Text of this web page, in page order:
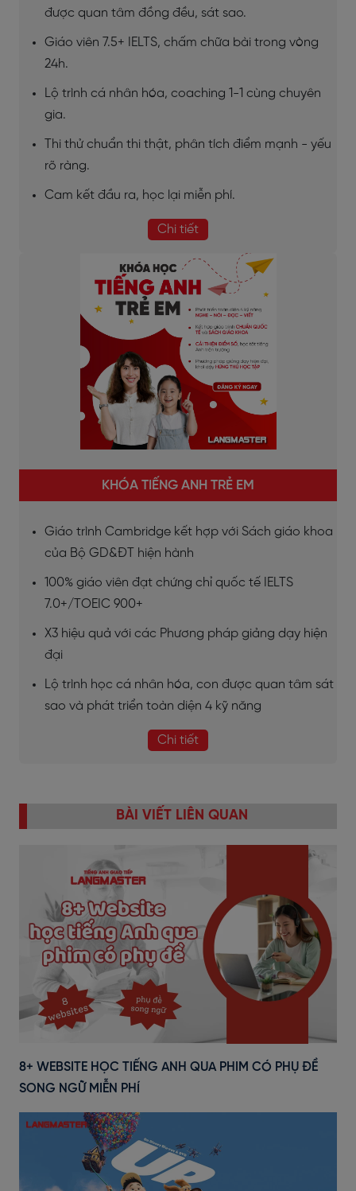
được quan tâm đồng đều, sát sao.
Giáo viên 7.5+ IELTS, chấm chữa bài trong vòng
24h.
Lộ trình cá nhân hóa, coaching 1-1 cùng chuyên
gia.
Thi thử chuẩn thi thật, phân tích điểm mạnh - yếu
rõ ràng.
Cam kết đầu ra, học lại miễn phí.
Chi tiết
KHÓA TIẾNG ANH TRẺ EM
Giáo trình Cambridge kết hợp với Sách giáo khoa
của Bộ GD&ĐT hiện hành
100% giáo viên đạt chứng chỉ quốc tế IELTS
7.0+/TOEIC 900+
X3 hiệu quả với các Phương pháp giảng dạy hiện
đại
Lộ trình học cá nhân hóa, con được quan tâm sát
sao và phát triển toàn diện 4 kỹ năng
Chi tiết
BÀI VIẾT LIÊN QUAN
8+ WEBSITE HỌC TIẾNG ANH QUA PHIM CÓ PHỤ ĐỀ
SONG NGỮ MIỄN PHÍ